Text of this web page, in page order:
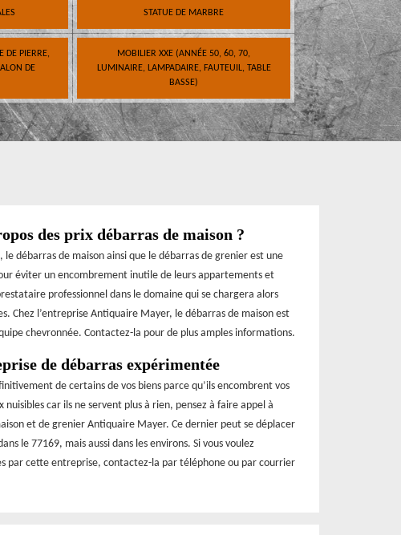
STATUE DE MARBRE
DE PIERRE,
DE
MOBILIER XXE (ANNÉE 50, 60, 70,
LUMINAIRE, LAMPADAIRE, FAUTEUIL, TABLE
BASSE)
des prix débarras de maison ?
le débarras de maison ainsi que le débarras de grenier est une
éviter un encombrement inutile de leurs appartements et
professionnel dans le domaine qui se chargera alors
Chez l’entreprise Antiquaire Mayer, le débarras de maison est
chevronnée. Contactez-la pour de plus amples informations.
de débarras expérimentée
de certains de vos biens parce qu’ils encombrent vos
nuisibles car ils ne servent plus à rien, pensez à faire appel à
et de grenier Antiquaire Mayer. Ce dernier peut se déplacer
le 77169, mais aussi dans les environs. Si vous voulez
par cette entreprise, contactez-la par téléphone ou par courrier